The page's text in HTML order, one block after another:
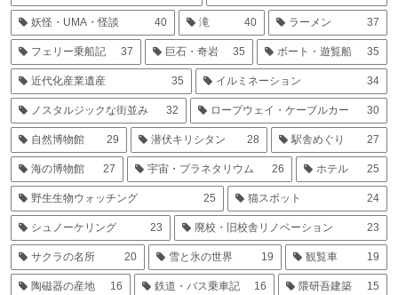
妖怪・UMA・怪談 40 滝 40 ラーメン 37
フェリー乗船記 37 巨石・奇岩 35 ボート・遊覧船 35
近代化産業遺産 35 イルミネーション 34
ノスタルジックな街並み 32 ロープウェイ・ケーブルカー 30
自然博物館 29 潜伏キリシタン 28 駅舎めぐり 27
海の博物館 27 宇宙・プラネタリウム 26 ホテル 25
野生生物ウォッチング 25 猫スポット 24
シュノーケリング 23 廃校・旧校舎リノベーション 23
サクラの名所 20 雪と氷の世界 19 観覧車 19
陶磁器の産地 16 鉄道・バス乗車記 16 隈研吾建築 15